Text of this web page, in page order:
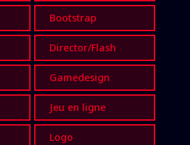
Bootstrap
Director/Flash
Gamedesign
Jeu en ligne
Logo